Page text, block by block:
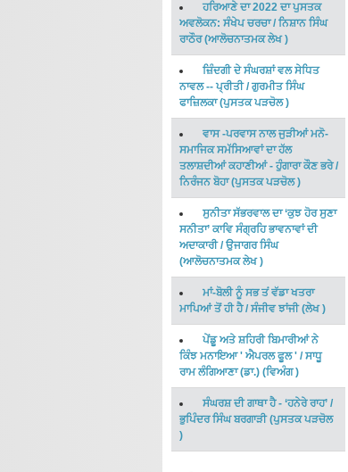
ਹਰਿਆਣੇ ਦਾ 2022 ਦਾ ਪੁਸਤਕ
ਅਵਲੋਕਨ: ਸੰਖੇਪ ਚਰਚਾ/ ਨਿਸ਼ਾਨ ਸਿੰਘ
ਰਾਠੌਰ(ਆਲੋਚਨਾਤਮਕ ਲੇਖ)
ਜ਼ਿੰਦਗੀ ਦੇ ਸੰਘਰਸ਼ਾਂ ਵਲ ਸੇਧਿਤ
ਨਾਵਲ -- ਪ੍ਰੀਤੀ/ਗੁਰਮੀਤ ਸਿੰਘ
ਫਾਜ਼ਿਲਕਾ(ਪੁਸਤਕ ਪੜਚੋਲ)
ਵਾਸ -ਪਰਵਾਸ ਨਾਲ ਜੁੜੀਆਂ ਮਨੋ-
ਸਮਾਜਿਕ ਸਮੱਸਿਆਵਾਂ ਦਾ ਹੱਲ
ਤਲਾਸ਼ਦੀਆਂ ਕਹਾਣੀਆਂ - ਹੁੰਗਾਰਾ ਕੌਣ ਭਰੇ/
ਨਿਰੰਜਨ ਬੋਹਾ(ਪੁਸਤਕ ਪੜਚੋਲ)
ਸੁਨੀਤਾ ਸੱਭਰਵਾਲ ਦਾ ‘ਕੁਝ ਹੋਰ ਸੁਣਾ
ਸਨੀਤਾ’ ਕਾਵਿ ਸੰਗ੍ਰਹਿ ਭਾਵਨਾਵਾਂ ਦੀ
ਅਦਾਕਾਰੀ/ਉਜਾਗਰ ਸਿੰਘ
(ਆਲੋਚਨਾਤਮਕ ਲੇਖ)
ਮਾਂ-ਬੋਲੀ ਨੂੰ ਸਭ ਤਂ ਵੱਡਾ ਖਤਰਾ
ਮਾਪਿਆਂ ਤੋਂ ਹੀ ਹੈ/ ਸੰਜੀਵ ਝਾਂਜੀ(ਲੇਖ)
ਪੇਂਡੂ ਅਤੇ ਸ਼ਹਿਰੀ ਬਿਮਾਰੀਆਂ ਨੇ
ਕਿੰਝ ਮਨਾਇਆ ' ਐਪਰਲ ਫੂਲ ' /ਸਾਧੂ
ਰਾਮ ਲੰਗਿਆਣਾ (ਡਾ.) (ਵਿਅੰਗ)
ਸੰਘਰਸ਼ ਦੀ ਗਾਥਾ ਹੈ - ‘ਹਨੇਰੇ ਰਾਹ’ /
ਭੁਪਿੰਦਰ ਸਿੰਘ ਬਰਗਾੜੀ(ਪੁਸਤਕ ਪੜਚੋਲ
)